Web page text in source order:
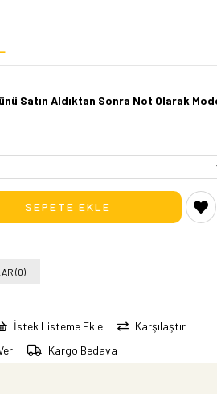
Satın Aldıktan Sonra Not Olarak
(0)
İstek Listeme Ekle
Karşılaştır
Kargo Bedava